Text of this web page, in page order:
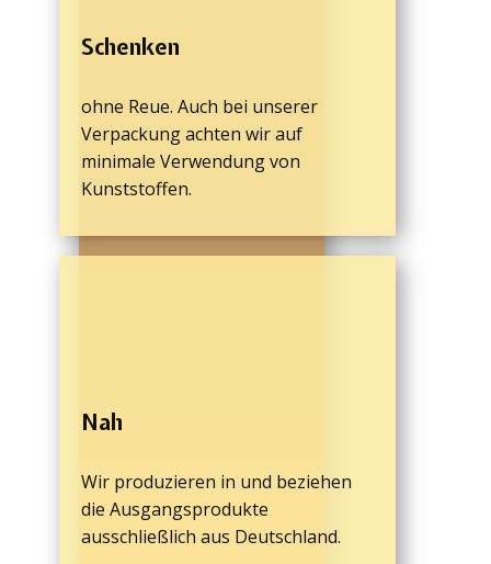
Schenken
ohne Reue. Auch bei unserer
Verpackung achten wir auf
minimale Verwendung von
Kunststoffen.
Nah
Wir produzieren in und beziehen
die Ausgangsprodukte
ausschließlich aus Deutschland.